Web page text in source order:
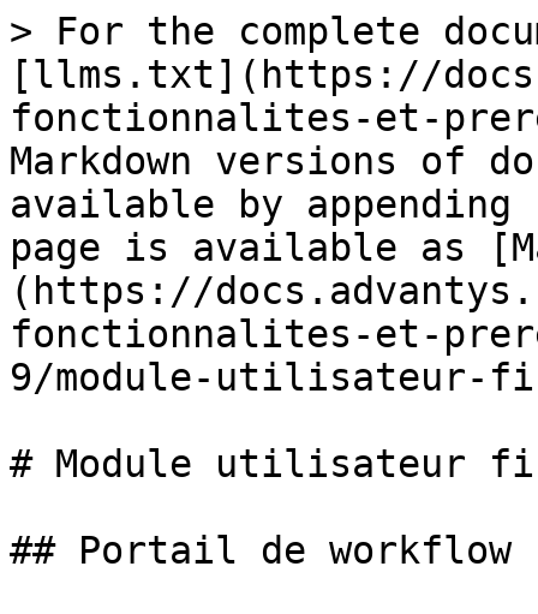
> For the complete
[llms.txt](https://
fonctionnalites-et-
Markdown versions of
available by
page is available as
(https://
fonctionnalites-et-
9/module-utilisateur-
# Module utilisateur
## Portail de workflow